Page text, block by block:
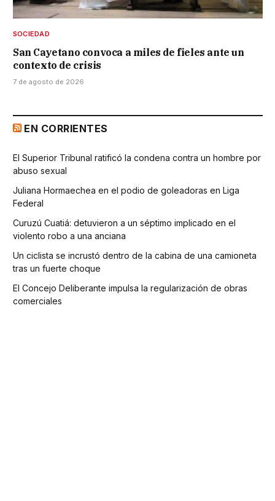
SOCIEDAD
San Cayetano convoca a miles de fieles ante un
contexto de crisis
7 de agosto de 2026
EN CORRIENTES
El Superior Tribunal ratificó la condena contra un hombre por
abuso sexual
Juliana Hormaechea en el podio de goleadoras en Liga
Federal
Curuzú Cuatiá: detuvieron a un séptimo implicado en el
violento robo a una anciana
Un ciclista se incrustó dentro de la cabina de una camioneta
tras un fuerte choque
El Concejo Deliberante impulsa la regularización de obras
comerciales